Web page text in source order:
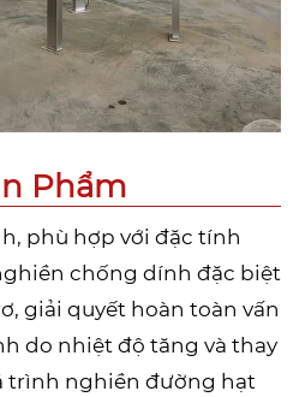
Phẩm
phù hợp với đặc tính
chống dính đặc biệt
giải quyết hoàn toàn vấn
do nhiệt độ tăng và thay
trình nghiền đường hạt